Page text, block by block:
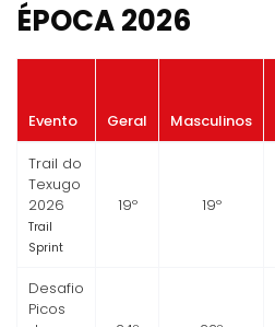
ÉPOCA 2026
Evento Geral Masculinos
Trail do
Texugo
2026
Trail
Sprint
19º 19º
Desafio
Picos